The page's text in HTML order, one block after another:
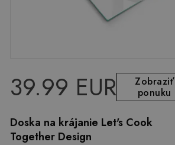
39.99 EUR
Zobraziť
ponuku
Doska na krájanie Let's Cook
Together Design